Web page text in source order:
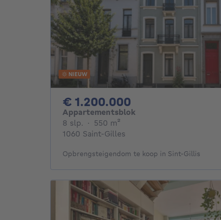
NIEUW
€ 1.200.000
Appartementsblok
8 slp. 8 slaapkamers
· 550 m²
1060 Saint-Gilles
Opbrengsteigendom te koop in Sint-Gillis